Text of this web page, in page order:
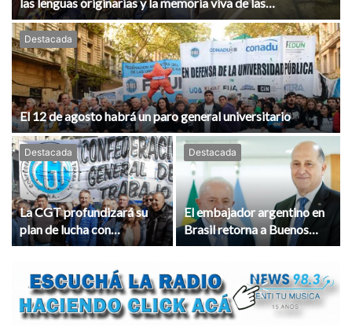
comunidades
Destacada
El 12 de agosto habrá un paro general universitario
Destacada
La CGT profundizará su
plan de lucha con
movilizaciones
Destacada
El embajador argentino en
Brasil retorna a Buenos
Aires en medio de la crisis